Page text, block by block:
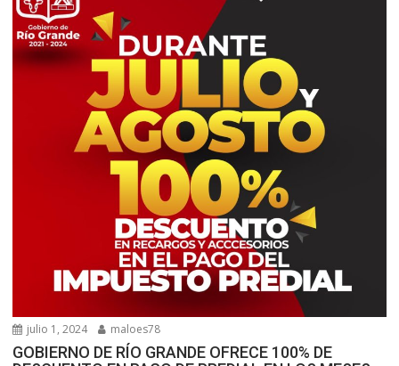
julio 1, 2024 maloes78
GOBIERNO DE RÍO GRANDE OFRECE 100% DE